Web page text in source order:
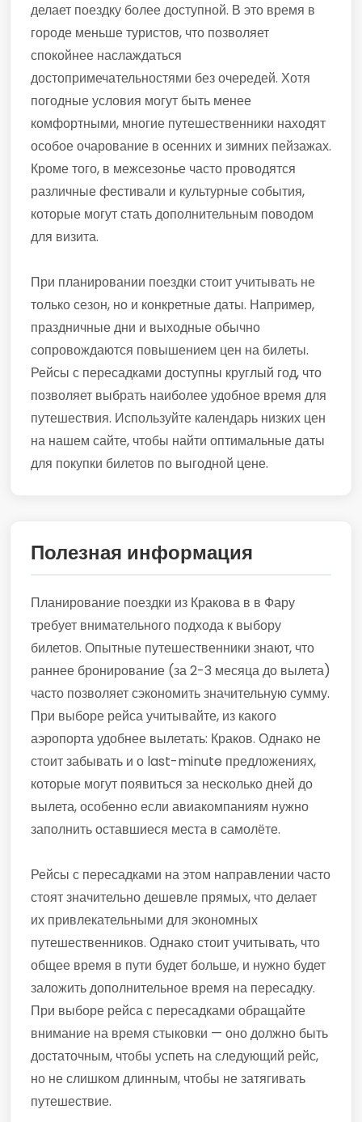
делает поездку более доступной. В это время в
городе меньше туристов, что позволяет
спокойнее наслаждаться
достопримечательностями без очередей. Хотя
погодные условия могут быть менее
комфортными, многие путешественники находят
особое очарование в осенних и зимних пейзажах.
Кроме того, в межсезонье часто проводятся
различные фестивали и культурные события,
которые могут стать дополнительным поводом
для визита.
При планировании поездки стоит учитывать не
только сезон, но и конкретные даты. Например,
праздничные дни и выходные обычно
сопровождаются повышением цен на билеты.
Рейсы с пересадками доступны круглый год, что
позволяет выбрать наиболее удобное время для
путешествия. Используйте календарь низких цен
на нашем сайте, чтобы найти оптимальные даты
для покупки билетов по выгодной цене.
Полезная информация
Планирование поездки из Кракова в в Фару
требует внимательного подхода к выбору
билетов. Опытные путешественники знают, что
раннее бронирование (за 2-3 месяца до вылета)
часто позволяет сэкономить значительную сумму.
При выборе рейса учитывайте, из какого
аэропорта удобнее вылетать: Краков. Однако не
стоит забывать и о last-minute предложениях,
которые могут появиться за несколько дней до
вылета, особенно если авиакомпаниям нужно
заполнить оставшиеся места в самолёте.
Рейсы с пересадками на этом направлении часто
стоят значительно дешевле прямых, что делает
их привлекательными для экономных
путешественников. Однако стоит учитывать, что
общее время в пути будет больше, и нужно будет
заложить дополнительное время на пересадку.
При выборе рейса с пересадками обращайте
внимание на время стыковки — оно должно быть
достаточным, чтобы успеть на следующий рейс,
но не слишком длинным, чтобы не затягивать
путешествие.